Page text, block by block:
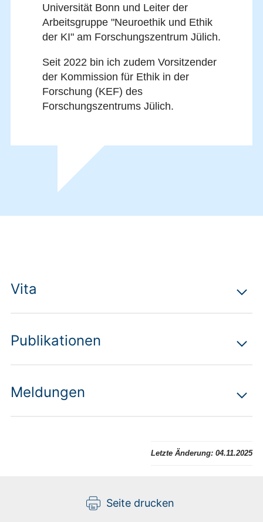
Universität Bonn und Leiter der
Arbeitsgruppe "Neuroethik und Ethik
der KI" am Forschungszentrum Jülich.
Seit 2022 bin ich zudem Vorsitzender
der Kommission für Ethik in der
Forschung (KEF) des
Forschungszentrums Jülich.
Vita
Publikationen
Meldungen
Letzte Änderung: 04.11.2025
Seite drucken